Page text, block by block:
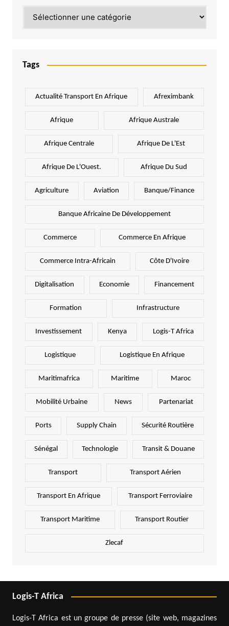
Tags
Actualité Transport En Afrique Afreximbank
Afrique Afrique Australe
Afrique Centrale Afrique De L'Est
Afrique De L'Ouest. Afrique Du Sud
Agriculture Aviation Banque/Finance
Banque Africaine De Développement
Commerce Commerce En Afrique
Commerce Intra-Africain Côte D'Ivoire
Digitalisation Economie Financement
Formation Infrastructure
Investissement Kenya Logis-T Africa
Logistique Logistique En Afrique
Maritimafrica Maritime Maroc
Mobilité Urbaine News Partenariat
Ports Supply Chain Sécurité Routière
Sénégal Technologie Transit & Douane
Transport Transport Aérien
Transport En Afrique Transport Ferroviaire
Transport Maritime Transport Routier
Zlecaf
Logis-T Africa
Logis-T Africa est un groupe de presse (site web, magazines